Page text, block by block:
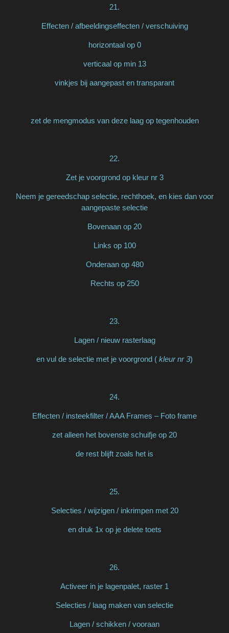
21.
Effecten / afbeeldingseffecten / verschuiving
horizontaal op 0
verticaal op min 13
vinkjes bij aangepast en transparant
zet de mengmodus van deze laag op tegenhouden
22.
Zet je voorgrond op kleur nr 3
Neem je gereedschap selectie, rechthoek, en kies dan voor
aangepaste selectie
Bovenaan op 20
Links op 100
Onderaan op 480
Rechts op 250
23.
Lagen / nieuw rasterlaag
en vul de selectie met je voorgrond ( kleur nr 3)
24.
Effecten / insteekfilter / AAA Frames – Foto frame
zet alleen het bovenste schuifje op 20
de rest blijft zoals het is
25.
Selecties / wijzigen / inkrimpen met 20
en druk 1x op je delete toets
26.
Activeer in je lagenpalet, raster 1
Selecties / laag maken van selectie
Lagen / schikken / vooraan